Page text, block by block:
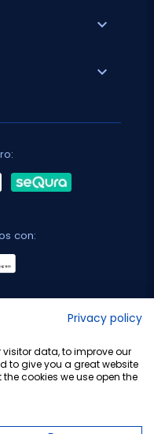
expand_more
expand_more
con:
Privacy policy
data, to improve our
to give you a great website
cookies we use open the